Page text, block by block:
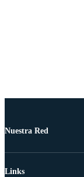
Nuestra Red
Links